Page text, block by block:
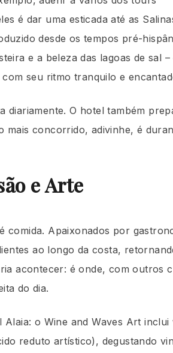
é dar uma esticada até as
desde os tempos pré-
e a beleza das lagoas de sal –
seu ritmo tranquilo e
diariamente. O hotel também
concorrido, adivinhe, é
e Arte
Apaixonados por
ao longo da costa,
acontecer: é onde, com outros
do dia.
o Wine and Waves Art inclui
reduto artístico), degustando